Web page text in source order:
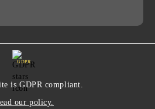
GDPR
is GDPR compliant.
our policy.